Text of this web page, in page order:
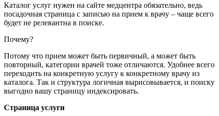
Каталог услуг нужен на сайте медцентра обязательно, ведь
посадочная страница с записью на прием к врачу – чаще всего
будет не релевантна в поиске.
Почему?
Потому что прием может быть первичный, а может быть
повторный, категории врачей тоже отличаются. Удобнее всего
переходить на конкретную услугу к конкретному врачу из
каталога. Так и структура логичная вырисовывается, и поиску
выгодно вашу страницу индексировать.
Страница услуги